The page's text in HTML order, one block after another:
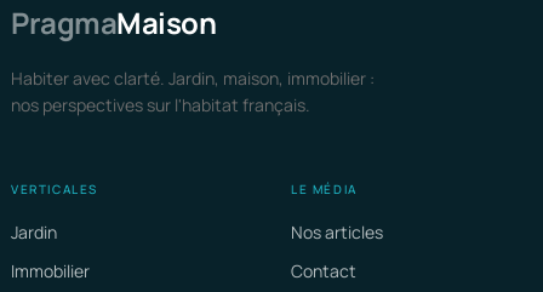
PragmaMaison
Habiter avec clarté. Jardin, maison, immobilier :
nos perspectives sur l'habitat français.
VERTICALES
Jardin
Immobilier
LE MÉDIA
Nos articles
Contact